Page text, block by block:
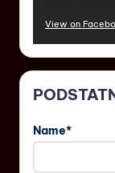
View on
Name*